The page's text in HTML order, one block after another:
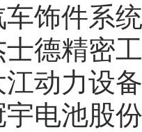
车饰件系
德精密
江动力设
电池股